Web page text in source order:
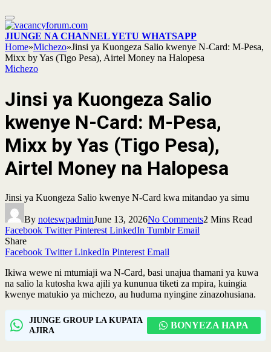
JIUNGE NA CHANNEL YETU WHATSAPP
Home»Michezo»Jinsi ya Kuongeza Salio kwenye N-Card: M-Pesa,
Mixx by Yas (Tigo Pesa), Airtel Money na Halopesa
Michezo
Jinsi ya Kuongeza Salio
kwenye N-Card: M-Pesa,
Mixx by Yas (Tigo Pesa),
Airtel Money na Halopesa
Jinsi ya Kuongeza Salio kwenye N-Card kwa mitandao ya simu
By noteswpadminJune 13, 2026No Comments2 Mins Read
Facebook Twitter Pinterest LinkedIn Tumblr Email
Share
Facebook Twitter LinkedIn Pinterest Email
Ikiwa wewe ni mtumiaji wa N-Card, basi unajua thamani ya kuwa
na salio la kutosha kwa ajili ya kununua tiketi za mpira, kuingia
kwenye matukio ya michezo, au huduma nyingine zinazohusiana.
JIUNGE GROUP LA KUPATA
AJIRA
BONYEZA HAPA